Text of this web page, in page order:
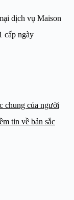
dịch vụ Maison
cấp ngày
chung của người
tin về bản sắc